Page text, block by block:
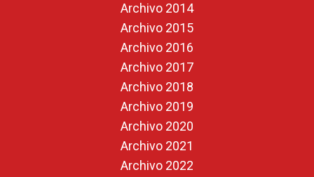
Archivo 2014
Archivo 2015
Archivo 2016
Archivo 2017
Archivo 2018
Archivo 2019
Archivo 2020
Archivo 2021
Archivo 2022